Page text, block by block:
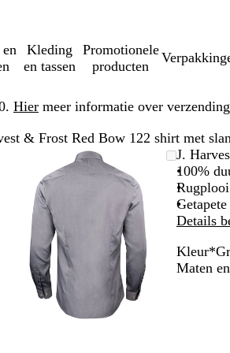
Kleding
en tassen
Promotionele
producten
Hier meer informatie over
& Frost Red Bow 122 shirt met
Zoombare
afbeelding
Gezoomd
minimum
Klik
om
vouwen
Gebruik
plus-
mintoetsen
zoomen
pijltjestoetsen
te
J.
100%
Rugplooi
Details
Kleur*
W
M
H
G
Maten